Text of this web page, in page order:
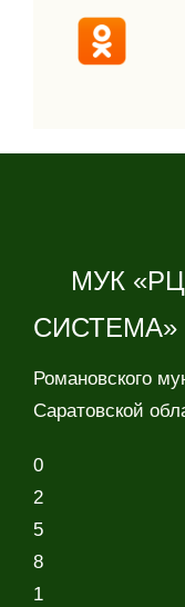
МУК
СИСТЕМА»
Романовского
Саратовской
0
2
5
8
1